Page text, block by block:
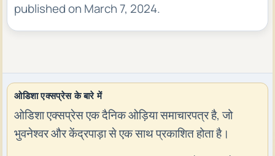
published on March 7, 2024.
ओडिशा एक्सप्रेस के बारे में
ओडिशा एक्सप्रेस एक दैनिक ओड़िया समाचारपत्र है, जो
भुवनेश्वर और केंद्रपाड़ा से एक साथ प्रकाशित होता है।